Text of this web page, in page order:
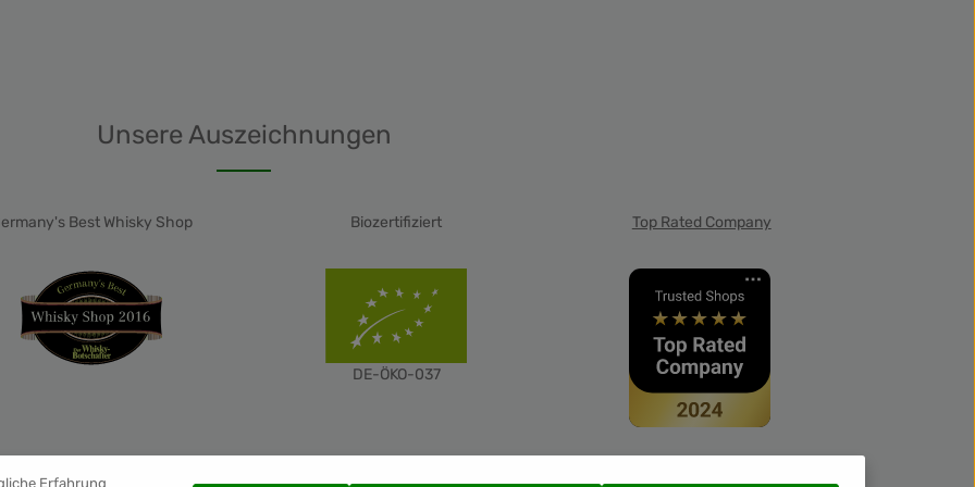
Unsere Auszeichnungen
Best Whisky Shop Biozertifiziert
DE-ÖKO-037
Top Rated Company
Erfahrung